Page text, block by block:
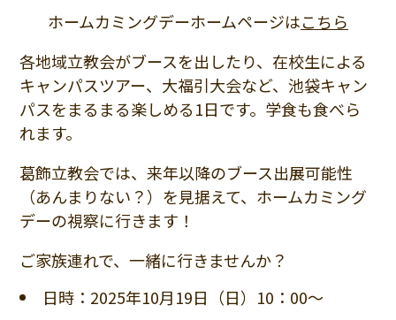
ホームカミングデーホームページはこちら
各地域立教会がブースを出したり、在校生による
キャンパスツアー、大福引大会など、池袋キャン
パスをまるまる楽しめる1日です。学食も食べら
れます。
葛飾立教会では、来年以降のブース出展可能性
（あんまりない？）を見据えて、ホームカミング
デーの視察に行きます！
ご家族連れで、一緒に行きませんか？
日時：2025年10月19日（日）10：00～